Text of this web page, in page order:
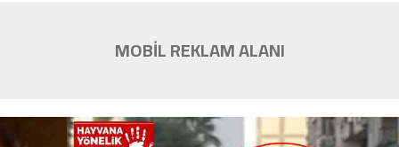
MOBİL REKLAM ALANI